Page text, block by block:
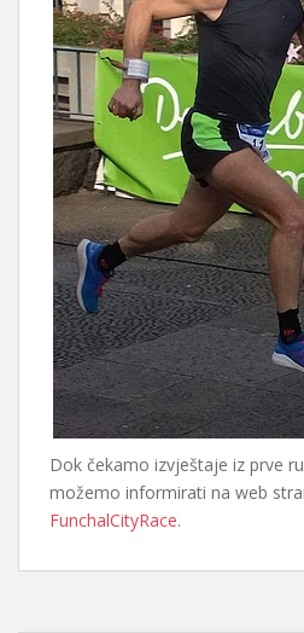
Dok čekamo izvještaje iz prve
možemo informirati na web
FunchalCityRace.